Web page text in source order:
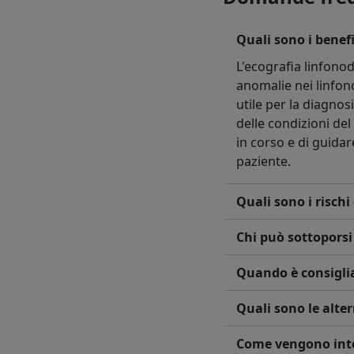
Quali sono i
L'ecografia
anomalie nei
utile per la
delle condizioni
in corso e di
paziente.
Quali sono i
Chi può
Quando è
Quali sono le
Come vengono